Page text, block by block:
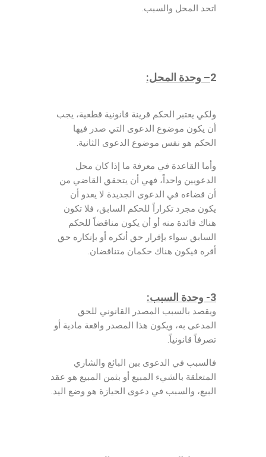
اتحد المحل والسبب.
2– وحدة المحل:
ولكي يعتبر الحكم قرينة قانونية قطعية، يجب
أن يكون موضوع الدعوى التي صدر فيها
الحكم هو نفس موضوع الدعوى الثانية.
وأما القاعدة في معرفة ما إذا كان محل
الدعويين واحداً، فهي أن يتحقق القاضي من
أن قضاءه في الدعوى الجديدة لا يعدو أن
يكون مجرد تكراراً للحكم السابق، فلا تكون
هناك فائدة منه أو أن يكون مناقضاً للحكم
السابق سواء بإقرار حق أنكره أو بإنكاره حق
أقره فيكون هناك حكمان متناقضان.
3- وحدة السبب :
ويقصد بالسبب المصدر القانوني للحق
المدعى به، ويكون هذا المصدر واقعة مادية أو
تصرفاً قانونياً.
فالسبب في الدعوى بين البائع والشاري
المتعلقة بالشيء المبيع أو بثمن المبيع هو عقد
البيع، والسبب في دعوى الحيازة هو وضع اليد.